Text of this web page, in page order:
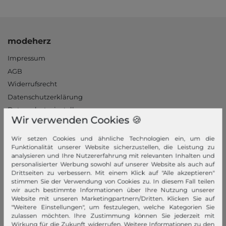
modeherz
Impressum
AGB
Widerrufsrecht
Datenschutzerklärung
Datenschutzeinstellungen
Barrierefreiheitserklärung
Jobs
Unsere Stores
Mein Konto
Login
Neukunde?
Informationen
Wir verwenden Cookies 🍪
Wir setzen Cookies und ähnliche Technologien ein, um die
Funktionalität unserer Website sicherzustellen, die Leistung zu
analysieren und Ihre Nutzererfahrung mit relevanten Inhalten und
personalisierter Werbung sowohl auf unserer Website als auch auf
Drittseiten zu verbessern. Mit einem Klick auf "Alle akzeptieren"
stimmen Sie der Verwendung von Cookies zu. In diesem Fall teilen
wir auch bestimmte Informationen über Ihre Nutzung unserer
Website mit unseren Marketingpartnern/Dritten. Klicken Sie auf
"Weitere Einstellungen", um festzulegen, welche Kategorien Sie
zulassen möchten. Ihre Zustimmung können Sie jederzeit mit
Wirkung für die Zukunft widerrufen. Weitere Informationen zu den